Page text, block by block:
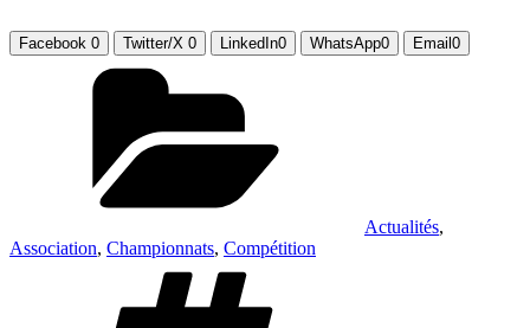
Facebook 0 Twitter/X 0 LinkedIn0 WhatsApp0 Email 0
Actualités,
Association, Championnats, Compétition